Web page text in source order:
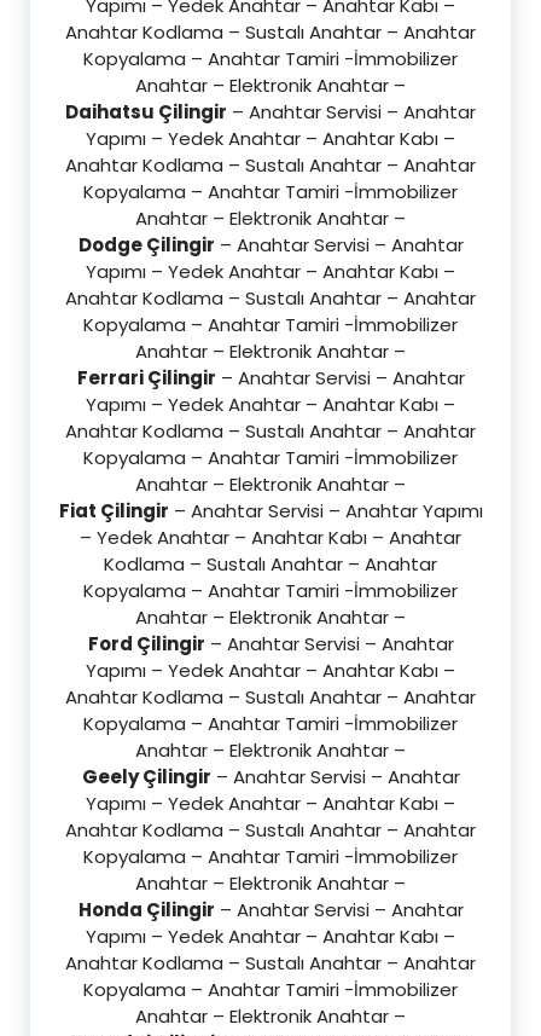
Yapımı – Yedek Anahtar – Anahtar Kabı –
Anahtar Kodlama – Sustalı Anahtar – Anahtar
Kopyalama – Anahtar Tamiri -İmmobilizer
Anahtar – Elektronik Anahtar –
Daihatsu Çilingir – Anahtar Servisi – Anahtar
Yapımı – Yedek Anahtar – Anahtar Kabı –
Anahtar Kodlama – Sustalı Anahtar – Anahtar
Kopyalama – Anahtar Tamiri -İmmobilizer
Anahtar – Elektronik Anahtar –
Dodge Çilingir – Anahtar Servisi – Anahtar
Yapımı – Yedek Anahtar – Anahtar Kabı –
Anahtar Kodlama – Sustalı Anahtar – Anahtar
Kopyalama – Anahtar Tamiri -İmmobilizer
Anahtar – Elektronik Anahtar –
Ferrari Çilingir – Anahtar Servisi – Anahtar
Yapımı – Yedek Anahtar – Anahtar Kabı –
Anahtar Kodlama – Sustalı Anahtar – Anahtar
Kopyalama – Anahtar Tamiri -İmmobilizer
Anahtar – Elektronik Anahtar –
Fiat Çilingir – Anahtar Servisi – Anahtar Yapımı
– Yedek Anahtar – Anahtar Kabı – Anahtar
Kodlama – Sustalı Anahtar – Anahtar
Kopyalama – Anahtar Tamiri -İmmobilizer
Anahtar – Elektronik Anahtar –
Ford Çilingir – Anahtar Servisi – Anahtar
Yapımı – Yedek Anahtar – Anahtar Kabı –
Anahtar Kodlama – Sustalı Anahtar – Anahtar
Kopyalama – Anahtar Tamiri -İmmobilizer
Anahtar – Elektronik Anahtar –
Geely Çilingir – Anahtar Servisi – Anahtar
Yapımı – Yedek Anahtar – Anahtar Kabı –
Anahtar Kodlama – Sustalı Anahtar – Anahtar
Kopyalama – Anahtar Tamiri -İmmobilizer
Anahtar – Elektronik Anahtar –
Honda Çilingir – Anahtar Servisi – Anahtar
Yapımı – Yedek Anahtar – Anahtar Kabı –
Anahtar Kodlama – Sustalı Anahtar – Anahtar
Kopyalama – Anahtar Tamiri -İmmobilizer
Anahtar – Elektronik Anahtar –